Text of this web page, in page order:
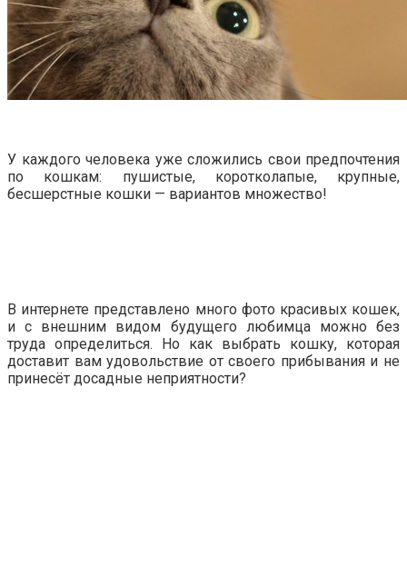
У каждого человека уже сложились свои предпочтения
по кошкам: пушистые, коротколапые, крупные,
бесшерстные кошки — вариантов множество!
В интернете представлено много фото красивых кошек,
и с внешним видом будущего любимца можно без
труда определиться. Но как выбрать кошку, которая
доставит вам удовольствие от своего прибывания и не
принесёт досадные неприятности?